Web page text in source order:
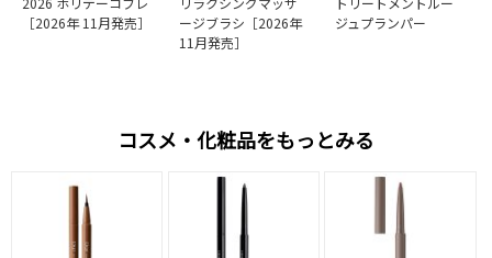
［2026年 11月発売］
ージブラシ［2026年
11月発売］
ジュプランパー
コスメ・化粧品をもっとみる